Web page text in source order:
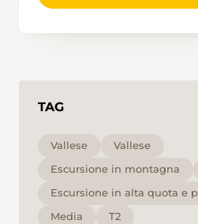
TAG
Vallese
Vallese
Escursione in montagna
Escursione in alta quota e
Media
T2